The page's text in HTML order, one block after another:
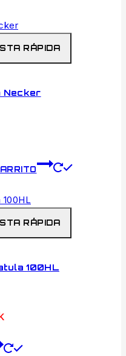
RÁPIDA
Necker
RÁPIDA
100HL